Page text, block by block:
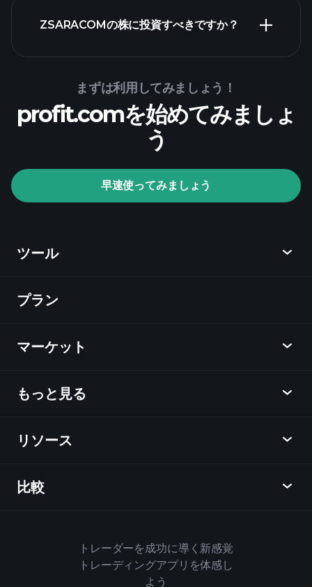
Playtrade Tournaments
推奨証券会社
ZSARACOMの株に投資すべきですか？
AIによる日々の市場インサイト
フォリオ
まずは利用してみましょう！
profit.comを始めてみましょ
う
早速使ってみましょう
ツール
ディスカバー
チャート
ニュース
ラーニングハブ
メッセンジャー
プラン
マーケット
概要
外国為替
指数
もっと見る
アフィリエイトプログラム
企業情報
Playtradeについて
リソース
ヘルプセンター
ハウスルール
クッキーポリシー
比較
トレーダーを成功に導く新感覚
トレーディングアプリを体感し
よう